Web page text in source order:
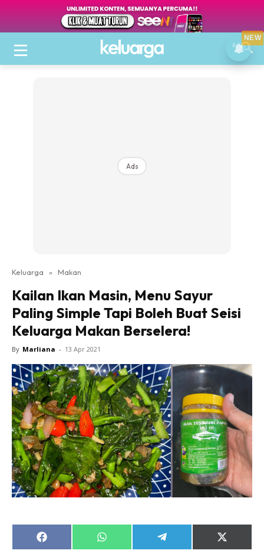
Ads
Keluarga » Makan
Kailan Ikan Masin, Menu Sayur
Paling Simple Tapi Boleh Buat Seisi
Keluarga Makan Berselera!
By Marliana - 13 Apr 2021
Share
on
Share
on
Share
on
Share
on
NEW